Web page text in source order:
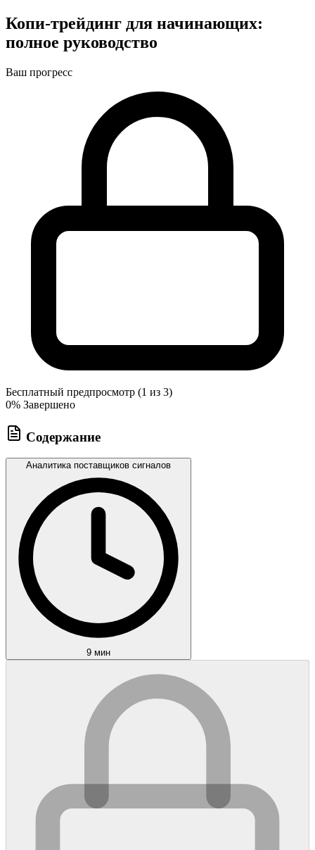
Копи-трейдинг для начинающих:
полное руководство
Ваш прогресс
Бесплатный предпросмотр (1 из 3)
0% Завершено
Содержание
9 мин